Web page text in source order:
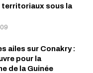
territoriaux sous la
ailes sur Conakry :
pour la
de la Guinée